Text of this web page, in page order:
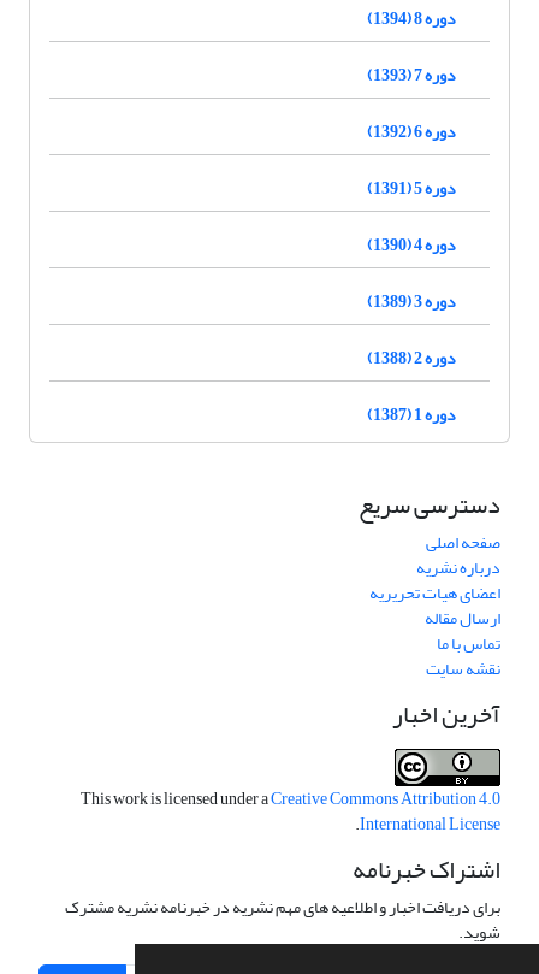
دوره 8 (1394)
دوره 7 (1393)
دوره 6 (1392)
دوره 5 (1391)
دوره 4 (1390)
دوره 3 (1389)
دوره 2 (1388)
دوره 1 (1387)
دسترسی سریع
صفحه اصلی
درباره نشریه
اعضای هیات تحریریه
ارسال مقاله
تماس با ما
نقشه سایت
آخرین اخبار
This work is licensed under aCreative Commons Attribution 4.0
International License
.
اشتراک خبرنامه
برای دریافت اخبار و اطلاعیه های مهم نشریه در خبرنامه نشریه مشترک
شوید.